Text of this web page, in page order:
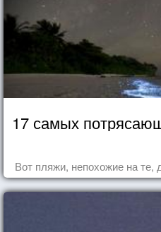
17 самых
Вот пляжи, непохожие на те,